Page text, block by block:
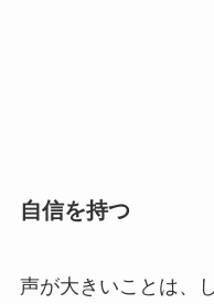
自信を持つ
声が大きいことは、